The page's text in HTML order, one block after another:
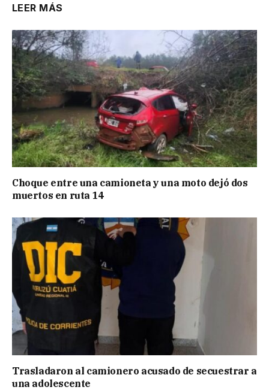
LEER MÁS
Choque entre una camioneta y una moto dejó dos
muertos en ruta 14
Trasladaron al camionero acusado de secuestrar a
una adolescente